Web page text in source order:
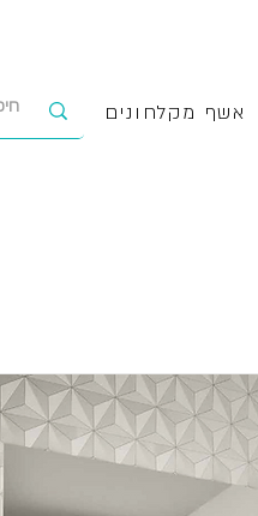
אשף מקלחונים